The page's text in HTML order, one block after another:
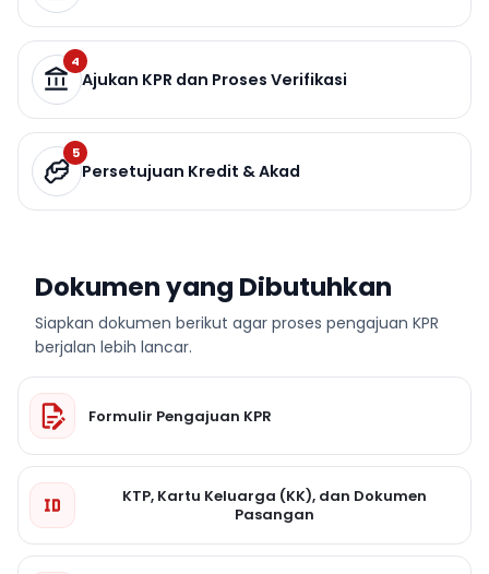
4
Ajukan KPR dan Proses Verifikasi
5
Persetujuan Kredit & Akad
Dokumen yang Dibutuhkan
Siapkan dokumen berikut agar proses pengajuan KPR
berjalan lebih lancar.
Formulir Pengajuan KPR
KTP, Kartu Keluarga (KK), dan Dokumen
Pasangan